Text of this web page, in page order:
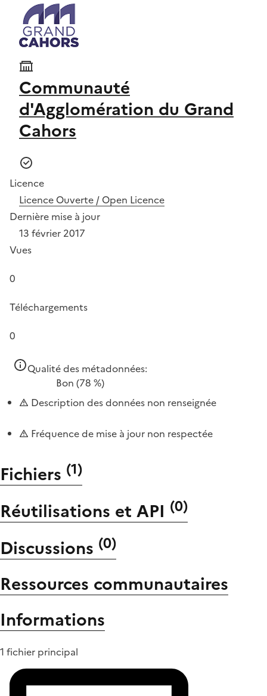
Communauté
d'Agglomération du Grand
Cahors
Licence
Licence Ouverte / Open Licence
Dernière mise à jour
13 février 2017
Vues
0
Téléchargements
0
Qualité des métadonnées:
Bon (78 %)
Description des données non renseignée
Fréquence de mise à jour non respectée
Fichiers (1)
Réutilisations et API (0)
Discussions (0)
Ressources communautaires
Informations
1 fichier principal